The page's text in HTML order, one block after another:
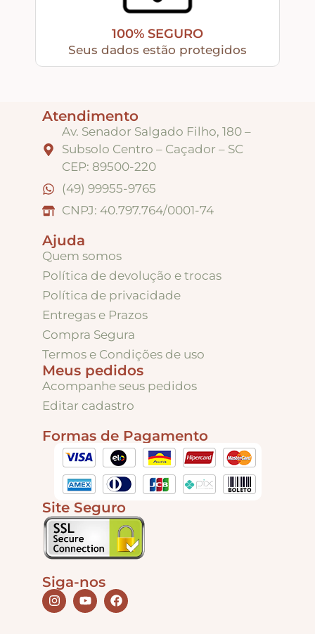
Apliques de Resina
Imagens para Sublimação
Auxiliares
Pátinas
Base para Artesanato – Primers – Gesso
Tintas
Verniz
Envelhecedores
Colas
Ferragens
Pezinhos
100% SEGURO
Seus dados estão protegidos
Atendimento
Av. Senador Salgado Filho, 180 –
Subsolo Centro – Caçador – SC
CEP: 89500-220
(49) 99955-9765
CNPJ: 40.797.764/0001-74
Ajuda
Quem somos
Política de devolução e trocas
Política de privacidade
Entregas e Prazos
Compra Segura
Termos e Condições de uso
Meus pedidos
Acompanhe seus pedidos
Editar cadastro
Formas de Pagamento
Site Seguro
Siga-nos